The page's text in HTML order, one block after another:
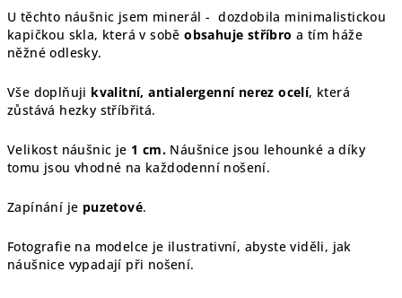
U těchto náušnic jsem minerál - dozdobila minimalistickou
kapičkou skla, která v soběobsahuje stříbro a tím háže
něžné odlesky.
Vše doplňuji kvalitní, antialergenní nerez ocelí, která
zůstává hezky stříbřitá.
Velikost náušnic je 1 cm. Náušnice jsou lehounké a díky
tomu jsou vhodné na každodenní nošení.
Zapínání je puzetové.
Fotografie na modelce je ilustrativní, abyste viděli, jak
náušnice vypadají při nošení.